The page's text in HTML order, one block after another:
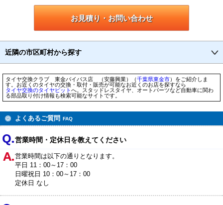
お見積り・お問い合わせ
近隣の市区町村から探す
タイヤ交換クラブ 東金バイパス店 （安藤興業）（千葉県東金市）をご紹介しま
す。お近くのタイヤの交換・取付・販売が可能なお近くのお店を探すなら
タイヤ交換のタイヤピットへ。スタッドレスタイヤ、オートパーツなど自動車に関わ
る部品取り付け情報も検索可能なサイトです。
よくあるご質問 FAQ
営業時間・定休日を教えてください
営業時間は以下の通りとなります。
平日 11：00～17：00
日曜祝日 10：00～17：00
定休日 なし